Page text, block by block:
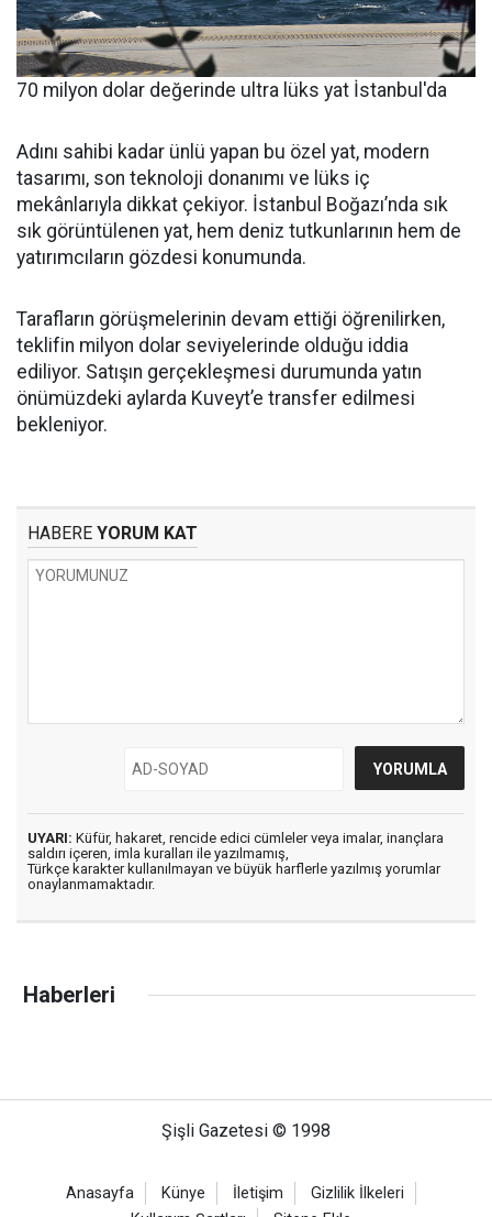
70 milyon dolar değerinde ultra lüks yat İstanbul'da
Adını sahibi kadar ünlü yapan bu özel yat, modern
tasarımı, son teknoloji donanımı ve lüks iç
mekânlarıyla dikkat çekiyor. İstanbul Boğazı’nda sık
sık görüntülenen yat, hem deniz tutkunlarının hem de
yatırımcıların gözdesi konumunda.
Tarafların görüşmelerinin devam ettiği öğrenilirken,
teklifin milyon dolar seviyelerinde olduğu iddia
ediliyor. Satışın gerçekleşmesi durumunda yatın
önümüzdeki aylarda Kuveyt’e transfer edilmesi
bekleniyor.
HABERE YORUM KAT
UYARI: Küfür, hakaret, rencide edici cümleler veya imalar, inançlara
saldırı içeren, imla kuralları ile yazılmamış,
Türkçe karakter kullanılmayan ve büyük harflerle yazılmış yorumlar
onaylanmamaktadır.
Haberleri
Şişli Gazetesi © 1998
Anasayfa Künye İletişim
Gizlilik İlkeleri